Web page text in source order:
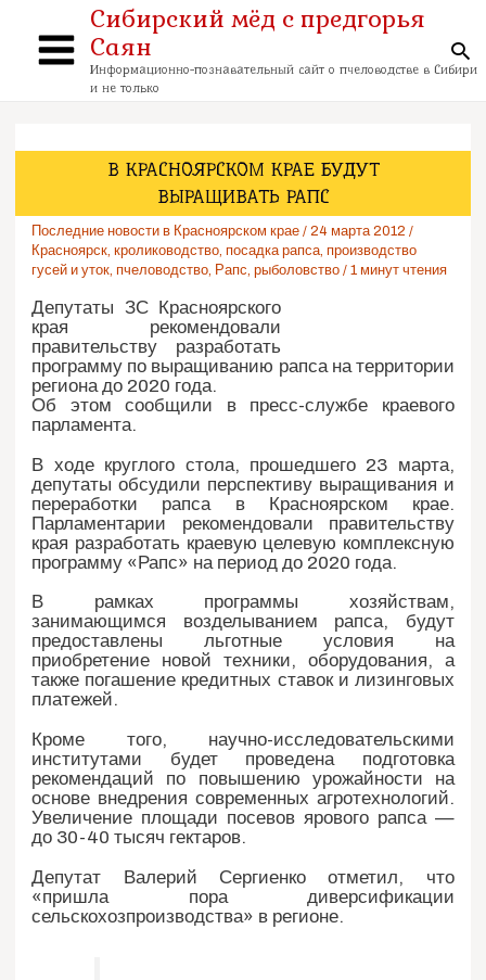
содержимому
Main
Сибирский мёд с предгорья
Саян
Информационно-познавательный сайт о пчеловодстве в Сибири
и не только
В КРАСНОЯРСКОМ КРАЕ БУДУТ
ВЫРАЩИВАТЬ РАПС
Последние новости в Красноярском крае /24 марта 2012 /
Красноярск ,кролиководство ,посадка рапса ,производство
гусей и уток ,пчеловодство Рапс ,рыболовство /1 минут чтения
Депутаты ЗС Красноярского
края рекомендовали
правительству разработать
программу по выращиванию рапса на территории
региона до 2020 года.
Об этом сообщили в пресс-службе краевого
парламента.
В ходе круглого стола, прошедшего 23 марта,
депутаты обсудили перспективу выращивания и
переработки рапса в Красноярском крае.
Парламентарии рекомендовали правительству
края разработать краевую целевую комплексную
программу «Рапс» на период до 2020 года.
В рамках программы хозяйствам,
занимающимся возделыванием рапса, будут
предоставлены льготные условия на
приобретение новой техники, оборудования, а
также погашение кредитных ставок и лизинговых
платежей.
Кроме того, научно-исследовательскими
институтами будет проведена подготовка
рекомендаций по повышению урожайности на
основе внедрения современных агротехнологий.
Увеличение площади посевов ярового рапса —
до 30-40 тысяч гектаров.
Депутат Валерий Сергиенко отметил, что
«пришла пора диверсификации
сельскохозпроизводства» в регионе.